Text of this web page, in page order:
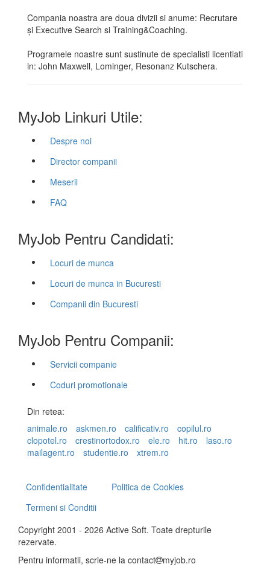
Compania noastra are doua divizii si anume: Recrutare
și Executive Search si Training&Coaching.
Programele noastre sunt sustinute de specialisti licentiati
in: John Maxwell, Lominger, Resonanz Kutschera.
MyJob Linkuri Utile:
Despre noi
Director companii
Meserii
FAQ
MyJob Pentru Candidati:
Locuri de munca
Locuri de munca in Bucuresti
Companii din Bucuresti
MyJob Pentru Companii:
Servicii companie
Coduri promotionale
Din retea:
animale.ro
askmen.ro calificativ.ro
copilul.ro
clopotel.ro
crestinortodox.ro ele.ro hit.ro
laso.ro
mailagent.ro
studentie.ro xtrem.ro
Confidentialitate
Politica de Cookies
Termeni si Conditii
Copyright 2001 - 2026 Active Soft. Toate drepturile
rezervate.
Pentru informatii, scrie-ne la contact myjob.ro